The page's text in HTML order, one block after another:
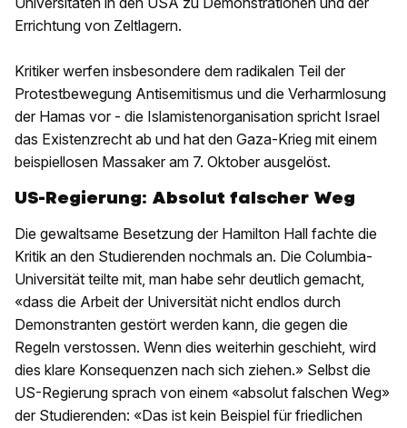
Errichtung von Zeltlagern.
Kritiker werfen insbesondere dem radikalen Teil der
Protestbewegung Antisemitismus und die Verharmlosung
der Hamas vor - die Islamistenorganisation spricht Israel
das Existenzrecht ab und hat den Gaza-Krieg mit einem
beispiellosen Massaker am 7. Oktober ausgelöst.
US-Regierung: Absolut falscher Weg
Die gewaltsame Besetzung der Hamilton Hall fachte die
Kritik an den Studierenden nochmals an. Die Columbia-
Universität teilte mit, man habe sehr deutlich gemacht,
«dass die Arbeit der Universität nicht endlos durch
Demonstranten gestört werden kann, die gegen die
Regeln verstossen. Wenn dies weiterhin geschieht, wird
dies klare Konsequenzen nach sich ziehen.» Selbst die
US-Regierung sprach von einem «absolut falschen Weg»
der Studierenden: «Das ist kein Beispiel für friedlichen